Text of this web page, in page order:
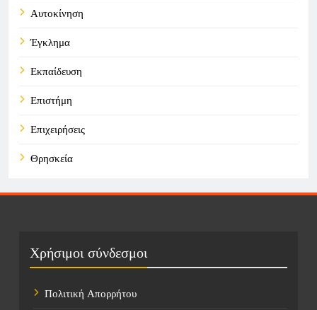
Αυτοκίνηση
Έγκλημα
Εκπαίδευση
Επιστήμη
Επιχειρήσεις
Θρησκεία
Πολιτική
Χρήσιμοι σύνδεσμοι
Πολιτική Απορρήτου